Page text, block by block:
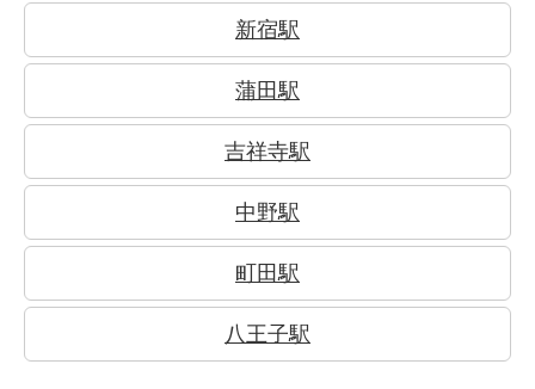
新宿駅
蒲田駅
吉祥寺駅
中野駅
町田駅
八王子駅